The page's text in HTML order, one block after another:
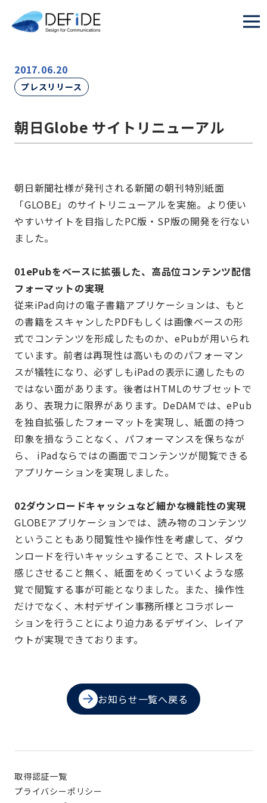
2017.06.20
プレスリリース
朝日Globe サイトリニューアル
朝日新聞社様が発刊される新聞の朝刊特別紙面
「GLOBE」のサイトリニューアルを実施。より使い
やすいサイトを目指したPC版・SP版の開発を行ない
ました。
01ePubをベースに拡張した、高品位コンテンツ配信
フォーマットの実現
従来iPad向けの電子書籍アプリケーションは、もと
の書籍をスキャンしたPDFもしくは画像ベースの形
式でコンテンツを形成したものか、ePubが用いられ
ています。前者は再現性は高いもののパフォーマン
スが犠牲になり、必ずしもiPadの表示に適したもの
ではない面があります。後者はHTMLのサブセットで
あり、表現力に限界があります。DeDAMでは、ePub
を独自拡張したフォーマットを実現し、紙面の持つ
印象を損なうことなく、パフォーマンスを保ちなが
ら、 iPadならではの画面でコンテンツが閲覧できる
アプリケーションを実現しました。
02ダウンロードキャッシュなど細かな機能性の実現
GLOBEアプリケーションでは、読み物のコンテンツ
ということもあり閲覧性や操作性を考慮して、ダウ
ンロードを行いキャッシュすることで、ストレスを
感じさせること無く、紙面をめくっていくような感
覚で閲覧する事が可能となりました。また、操作性
だけでなく、木村デザイン事務所様とコラボレー
ションを行うことにより迫力あるデザイン、レイア
ウトが実現できております。
お知らせ一覧へ戻る
取得認証一覧
プライバシーポリシー